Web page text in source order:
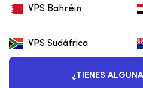
VPS Bahréin
VPS Sudáfrica
¿TIENES